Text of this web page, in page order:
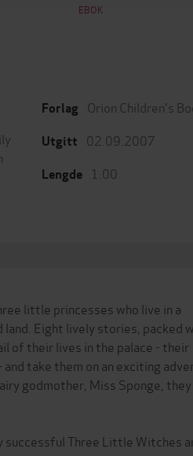
EBOK
Forlag Orion Children's
Utgitt 02.09.2007
Lengde 1:00
little princesses who live in a
land. Eight lively stories, packed
of their lives in the palace - their
take them on an exciting
godmother, Miss Sponge, they
successful Three Little Witches